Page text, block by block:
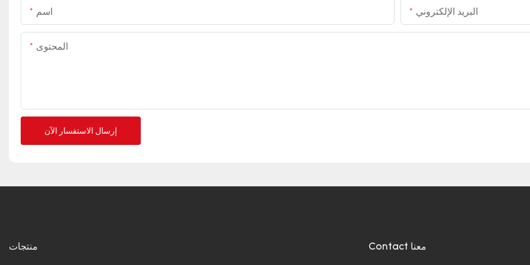
اسم البريد الإلكتروني
المحتوى
إرسال الاستفسار الآن
منتجات Contact معنا